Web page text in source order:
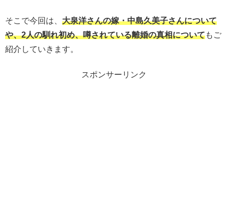
そこで今回は、 大泉洋さんの嫁・中島久美子さんについて
や、2人の馴れ初め、噂されている離婚の真相についてもご
紹介していきます。
スポンサーリンク